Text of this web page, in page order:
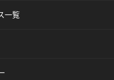
一覧